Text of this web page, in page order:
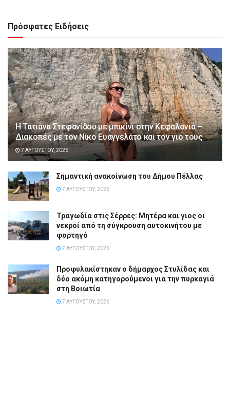
Πρόσφατες Ειδήσεις
Η Τατιάνα Στεφανίδου με μπικίνι στην Κεφαλονιά –
Διακοπές με τον Νίκο Ευαγγελάτο και τον γιο τους
7 ΑΥΓΟΎΣΤΟΥ, 2026
Σημαντική ανακοίνωση του Δήμου Πέλλας
7 ΑΥΓΟΎΣΤΟΥ, 2026
Τραγωδία στις Σέρρες: Μητέρα και γιος οι
νεκροί από τη σύγκρουση αυτοκινήτου με
φορτηγό
7 ΑΥΓΟΎΣΤΟΥ, 2026
Προφυλακίστηκαν ο δήμαρχος Στυλίδας και
δύο ακόμη κατηγορούμενοι για την πυρκαγιά
στη Βοιωτία
7 ΑΥΓΟΎΣΤΟΥ, 2026